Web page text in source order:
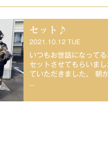
セット♪
2021.10.12 TUE
いつもお世話になって
セットさせてもらいま
ていただきました。 朝